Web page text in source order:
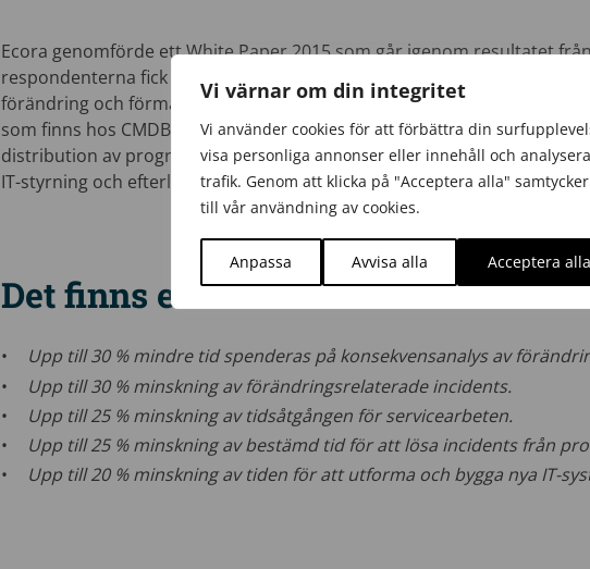
Vi värnar om din integritet
Vi använder cookies för att förbättra din
visa personliga annonser eller innehåll och
trafik. Genom att klicka på "Acceptera alla"
till vår användning av cookies.
Anpassa Avvisa alla Acceptera alla
Ecora genomförde ett White Paper 2015 som går igenom resultatet
respondenterna fick betygsätta fördelarna med en CMDB. 46 % har
förändring och förmågan att veta när och var som förändringen sker.
som finns hos CMDB att integrera data över flera lösningar, inklusive
distribution av programvara och hantering av förändringar. 39 %
IT-styrning och efterlevnad.
Det finns ett antal mätbara fördelar
Upp till 30 % mindre tid spenderas på konsekvensanalys av
Upp till 30 % minskning av förändringsrelaterade incidents.
Upp till 25 % minskning av tidsåtgången för servicearbeten.
Upp till 25 % minskning av bestämd tid för att lösa incidents från
Upp till 20 % minskning av tiden för att utforma och bygga nya IT-